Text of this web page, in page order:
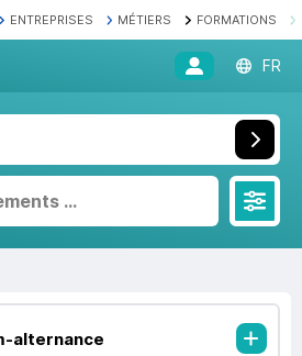
ENTREPRISES MÉTIERS FORMATIONS
FR
...
alternance